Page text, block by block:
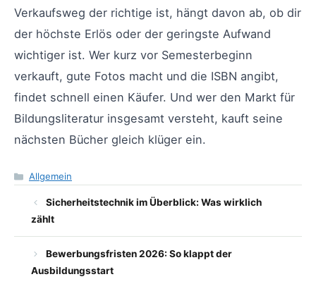
Verkaufsweg der richtige ist, hängt davon ab, ob dir
der höchste Erlös oder der geringste Aufwand
wichtiger ist. Wer kurz vor Semesterbeginn
verkauft, gute Fotos macht und die ISBN angibt,
findet schnell einen Käufer. Und wer den Markt für
Bildungsliteratur insgesamt versteht, kauft seine
nächsten Bücher gleich klüger ein.
Kategorien
Allgemein
Sicherheitstechnik im Überblick: Was wirklich
zählt
Bewerbungsfristen 2026: So klappt der
Ausbildungsstart